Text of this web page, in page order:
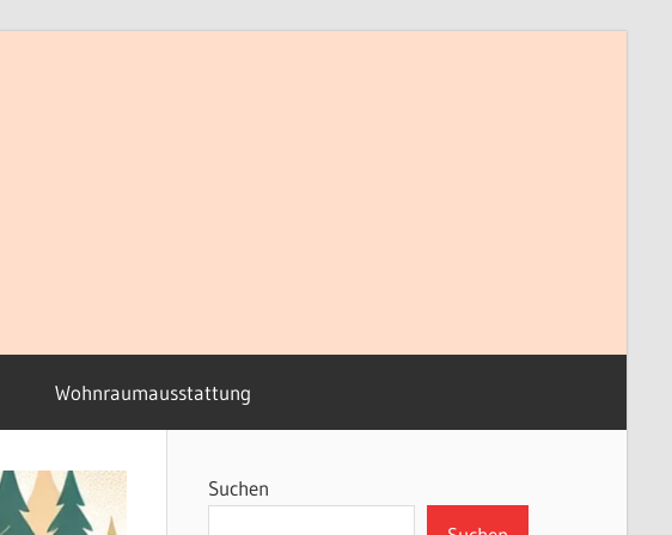
Wohnraumausstattung
Suchen